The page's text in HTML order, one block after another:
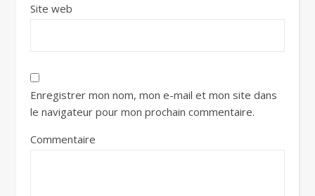
Site web
Enregistrer mon nom, mon e-mail et mon site dans
le navigateur pour mon prochain commentaire.
Commentaire